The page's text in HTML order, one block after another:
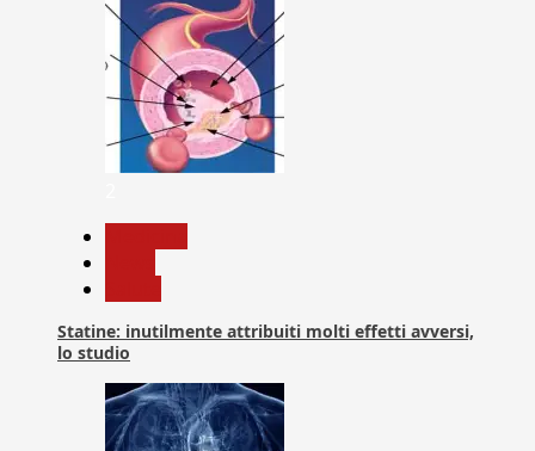
Statine: inutilmente attribuiti molti effetti avversi,
lo studio